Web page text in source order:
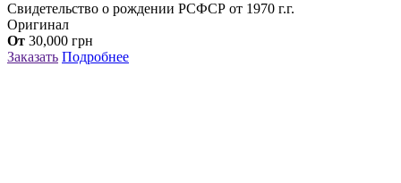
Свидетельство о рождении РСФСР от 1970 г.г.
Оригинал
От 30,000 грн
Заказать Подробнее